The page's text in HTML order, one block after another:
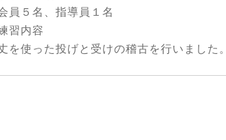
員５名、指導員１名
習内容
を使った投げと受けの稽古を行いました。